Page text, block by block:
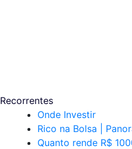
Recorrentes
Onde Investir
Rico na Bolsa |
Quanto rende R$